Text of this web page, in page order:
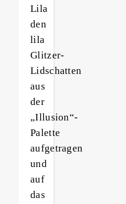
Lila
den
lila
Glitzer-
Lidschatten
aus
der
„Illusion“-
Palette
aufgetragen
und
auf
das